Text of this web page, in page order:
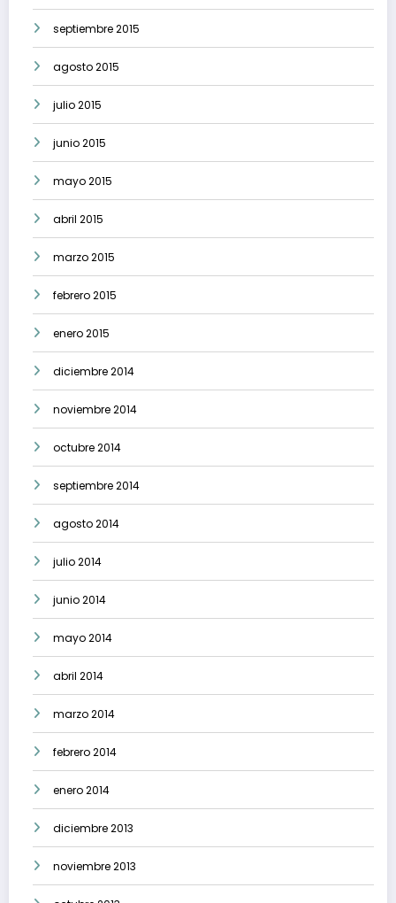
septiembre 2015
agosto 2015
julio 2015
junio 2015
mayo 2015
abril 2015
marzo 2015
febrero 2015
enero 2015
diciembre 2014
noviembre 2014
octubre 2014
septiembre 2014
agosto 2014
julio 2014
junio 2014
mayo 2014
abril 2014
marzo 2014
febrero 2014
enero 2014
diciembre 2013
noviembre 2013